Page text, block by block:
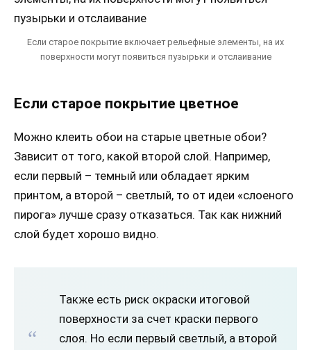
Если старое покрытие включает рельефные элементы, на их
поверхности могут появиться пузырьки и отслаивание
Если старое покрытие цветное
Можно клеить обои на старые цветные обои?
Зависит от того, какой второй слой. Например,
если первый – темный или обладает ярким
принтом, а второй – светлый, то от идеи «слоеного
пирога» лучше сразу отказаться. Так как нижний
слой будет хорошо видно.
Также есть риск окраски итоговой
поверхности за счет краски первого
слоя. Но если первый светлый, а второй